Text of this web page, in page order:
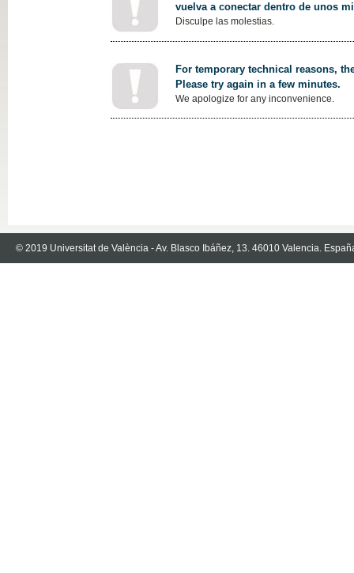
vuelva a conectar dentro de unos
Disculpe las molestias.
For temporary technical reasons,
Please try again in a few minutes.
We apologize for any inconvenience.
© 2019 Universitat de València - Av. Blasco Ibáñez, 13. 46010 Valencia.